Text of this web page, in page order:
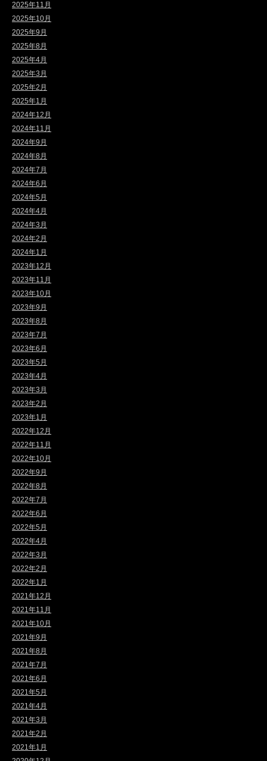
2025年11月
2025年10月
2025年9月
2025年8月
2025年4月
2025年3月
2025年2月
2025年1月
2024年12月
2024年11月
2024年9月
2024年8月
2024年7月
2024年6月
2024年5月
2024年4月
2024年3月
2024年2月
2024年1月
2023年12月
2023年11月
2023年10月
2023年9月
2023年8月
2023年7月
2023年6月
2023年5月
2023年4月
2023年3月
2023年2月
2023年1月
2022年12月
2022年11月
2022年10月
2022年9月
2022年8月
2022年7月
2022年6月
2022年5月
2022年4月
2022年3月
2022年2月
2022年1月
2021年12月
2021年11月
2021年10月
2021年9月
2021年8月
2021年7月
2021年6月
2021年5月
2021年4月
2021年3月
2021年2月
2021年1月